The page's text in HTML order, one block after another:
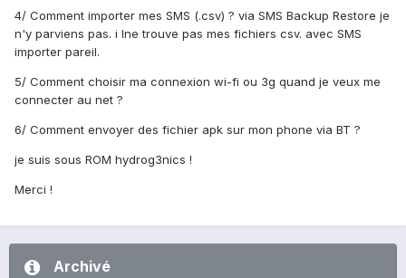
4/ Comment importer mes SMS (.csv) ? via SMS Backup Restore je
n'y parviens pas. i lne trouve pas mes fichiers csv. avec SMS
importer pareil.
5/ Comment choisir ma connexion wi-fi ou 3g quand je veux me
connecter au net ?
6/ Comment envoyer des fichier apk sur mon phone via BT ?
je suis sous ROM hydrog3nics !
Merci !
Archivé